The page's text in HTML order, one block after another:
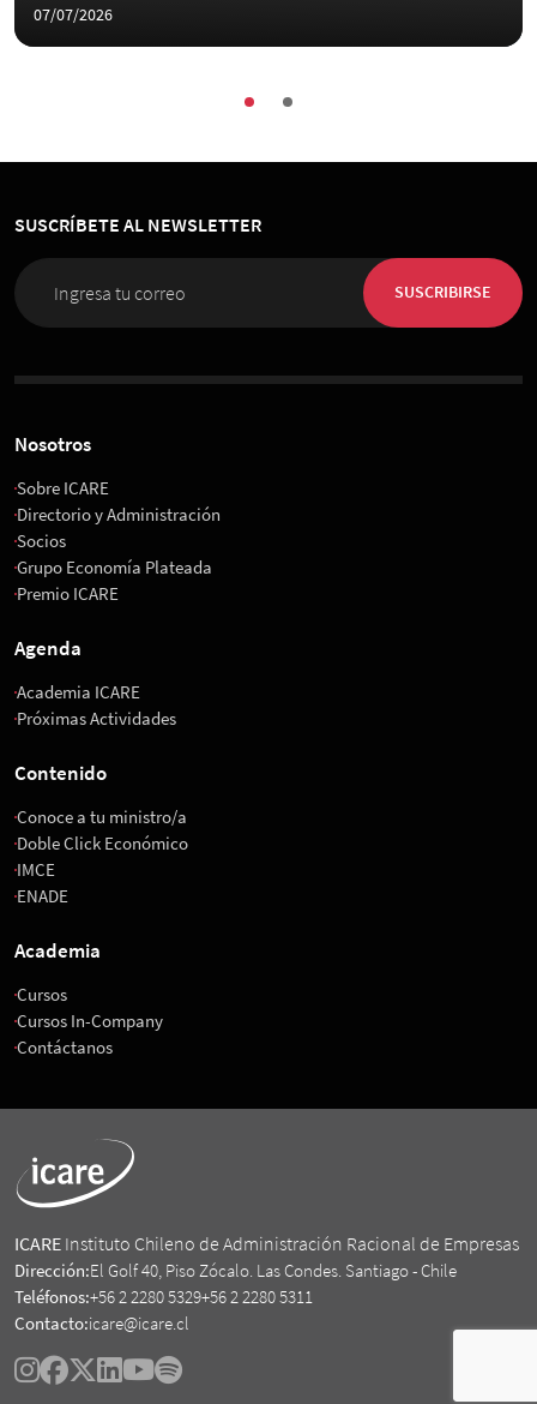
07/07/2026
SUSCRÍBETE AL NEWSLETTER
SUSCRIBIRSE
Nosotros
Sobre ICARE
Directorio y Administración
Socios
Grupo Economía Plateada
Premio ICARE
Agenda
Academia ICARE
Próximas Actividades
Contenido
Conoce a tu ministro/a
Doble Click Económico
IMCE
ENADE
Academia
Cursos
Cursos In-Company
Contáctanos
ICARE Instituto Chileno de Administración Racional de Empresas
Dirección:El Golf 40, Piso Zócalo. Las Condes. Santiago - Chile
Teléfonos:+56 2 2280 5329+56 2 2280 5311
Contacto:icare@icare.cl